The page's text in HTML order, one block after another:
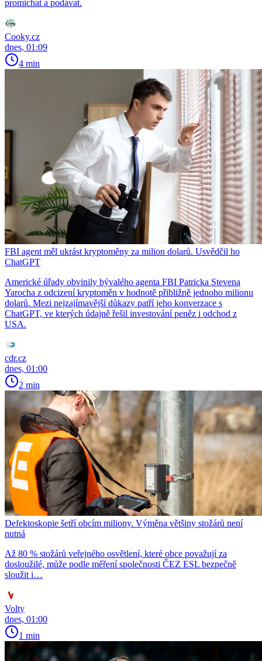
promíchat a podávat.
Cooky.cz
dnes, 01:09
4 min
FBI agent měl ukrást kryptoměny za milion dolarů. Usvědčil ho
ChatGPT
Americké úřady obvinily bývalého agenta FBI Patricka Stevena
Yarocha z odcizení kryptoměn v hodnotě přibližně jednoho milionu
dolarů. Mezi nejzajímavější důkazy patří jeho konverzace s
ChatGPT, ve kterých údajně řešil investování peněz i odchod z
USA.
cdr.cz
dnes, 01:00
2 min
Defektoskopie šetří obcím miliony. Výměna většiny stožárů není
nutná
Až 80 % stožárů veřejného osvětlení, které obce považují za
dosloužilé, může podle měření společnosti ČEZ ESL bezpečně
sloužit i…
Volty
dnes, 01:00
1 min